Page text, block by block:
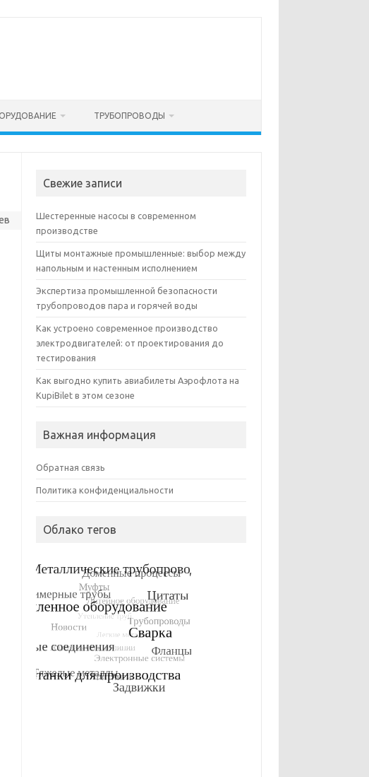
ТРУБОПРОВОДЫ
Свежие записи
Шестеренные насосы в современном
производстве
Щиты монтажные промышленные: выбор между
напольным и настенным исполнением
Экспертиза промышленной безопасности
трубопроводов пара и горячей воды
Как устроено современное производство
электродвигателей: от проектирования до
тестирования
Как выгодно купить авиабилеты Аэрофлота на
KupiBilet в этом сезоне
Важная информация
Обратная связь
Политика конфиденциальности
Облако тегов